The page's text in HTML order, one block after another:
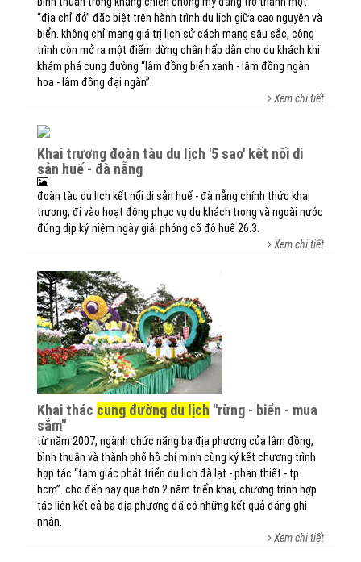
“địa chỉ đỏ” đặc biệt trên hành trình du lịch giữa cao nguyên và
biển. không chỉ mang giá trị lịch sử cách mạng sâu sắc, công
trình còn mở ra một điểm dừng chân hấp dẫn cho du khách khi
khám phá cung đường “lâm đồng biển xanh - lâm đồng ngàn
hoa - lâm đồng đại ngàn”.
Xem chi tiết
khai trương đoàn tàu du lịch '5 sao' kết nối di
sản huế - đà nẵng
đoàn tàu du lịch kết nối di sản huế - đà nẵng chính thức khai
trương, đi vào hoạt động phục vụ du khách trong và ngoài nước
đúng dịp kỷ niệm ngày giải phóng cố đô huế 26.3.
Xem chi tiết
khai thác cung đường du lịch ''rừng - biển - mua
sắm''
từ năm 2007, ngành chức năng ba địa phương của lâm đồng,
bình thuận và thành phố hồ chí minh cùng ký kết chương trình
hợp tác “tam giác phát triển du lịch đà lạt - phan thiết - tp.
hcm”. cho đến nay qua hơn 2 năm triển khai, chương trình hợp
tác liên kết cả ba địa phương đã có những kết quả đáng ghi
nhận.
Xem chi tiết